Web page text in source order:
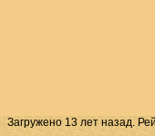
Загружено 13 лет назад.